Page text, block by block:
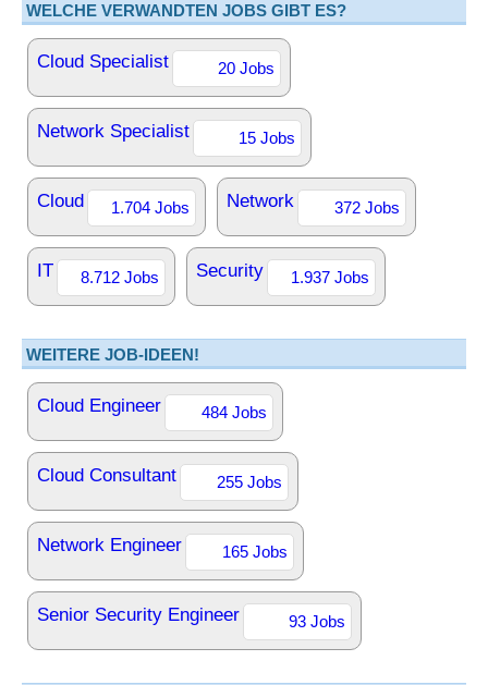
WELCHE VERWANDTEN JOBS GIBT ES?
Cloud Specialist 20 Jobs
Network Specialist 15 Jobs
Cloud 1.704 Jobs Network 372 Jobs
IT 8.712 Jobs Security 1.937 Jobs
WEITERE JOB-IDEEN!
Cloud Engineer 484 Jobs
Cloud Consultant 255 Jobs
Network Engineer 165 Jobs
Senior Security Engineer 93 Jobs